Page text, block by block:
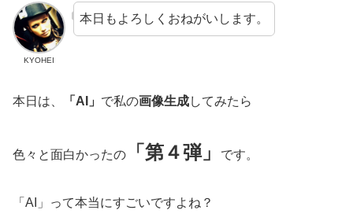
KYOHEI
本日もよろしくおねがいします。
本日は、 「AI」 で私の画像生成してみたら
色々と面白かったの 「第４弾」 です。
「AI」って本当にすごいですよね？